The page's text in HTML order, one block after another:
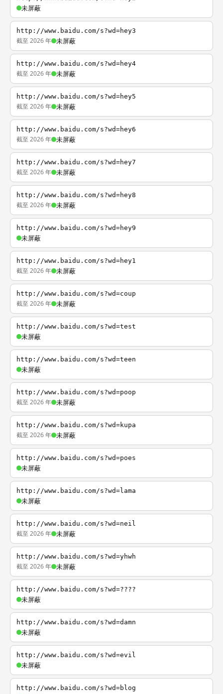
未屏蔽
http://www.baidu.com/s?wd=hey3
截至 2026 年 未屏蔽
http://www.baidu.com/s?wd=hey4
截至 2026 年 未屏蔽
http://www.baidu.com/s?wd=hey5
截至 2026 年 未屏蔽
http://www.baidu.com/s?wd=hey6
截至 2026 年 未屏蔽
http://www.baidu.com/s?wd=hey7
截至 2026 年 未屏蔽
http://www.baidu.com/s?wd=hey8
截至 2026 年 未屏蔽
http://www.baidu.com/s?wd=hey9
未屏蔽
http://www.baidu.com/s?wd=hey1
截至 2026 年 未屏蔽
http://www.baidu.com/s?wd=coup
截至 2026 年 未屏蔽
http://www.baidu.com/s?wd=test
未屏蔽
http://www.baidu.com/s?wd=teen
未屏蔽
http://www.baidu.com/s?wd=poop
截至 2026 年 未屏蔽
http://www.baidu.com/s?wd=kupa
截至 2026 年 未屏蔽
http://www.baidu.com/s?wd=poes
未屏蔽
http://www.baidu.com/s?wd=lama
未屏蔽
http://www.baidu.com/s?wd=neil
截至 2026 年 未屏蔽
http://www.baidu.com/s?wd=yhwh
截至 2026 年 未屏蔽
http://www.baidu.com/s?wd=????
未屏蔽
http://www.baidu.com/s?wd=damn
未屏蔽
http://www.baidu.com/s?wd=evil
未屏蔽
http://www.baidu.com/s?wd=blog